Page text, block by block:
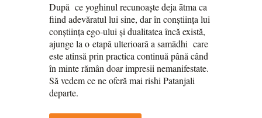
După ce yoghinul recunoaște deja ātma ca
fiind adevăratul lui sine, dar în conștiința lui
conștiința ego-ului și dualitatea încă există,
ajunge la o etapă ulterioară a samādhi care
este atinsă prin practica continuă până când
în minte rămân doar impresii nemanifestate.
Să vedem ce ne oferă mai rishi Patanjali
departe.